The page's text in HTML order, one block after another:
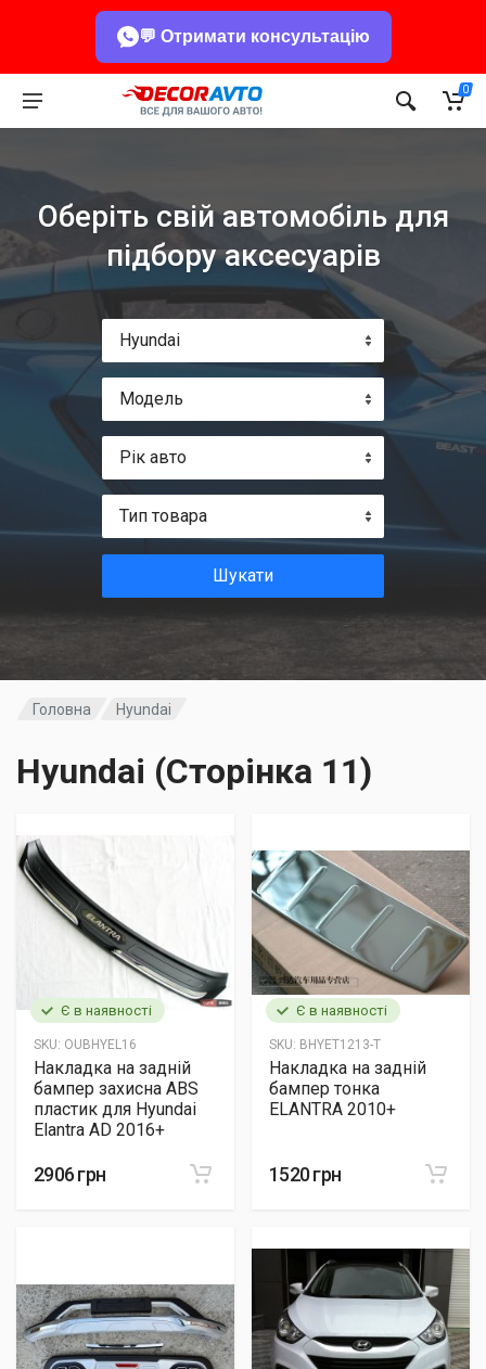
💬 Отримати консультацію
0
Оберіть свій автомобіль для
підбору аксесуарів
Hyundai
Модель
Рік авто
Тип товара
Шукати
Головна Hyundai
Hyundai (Сторінка 11)
Є в наявності
SKU: OUBHYEL16
Накладка на задній
бампер захисна ABS
пластик для Hyundai
Elantra AD 2016+
2906 грн
Є в наявності
SKU: BHYET1213-T
Накладка на задній
бампер тонка
ELANTRA 2010+
1520 грн